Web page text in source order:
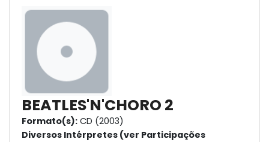
BEATLES'N'CHORO 2
Formato(s): CD (2003)
Diversos Intérpretes (ver Participações